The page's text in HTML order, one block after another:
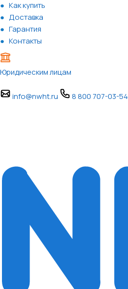
Как купить
Доставка
Гарантия
Контакты
Юридическим лицам
info@nwht.ru 8 800 707-03-54